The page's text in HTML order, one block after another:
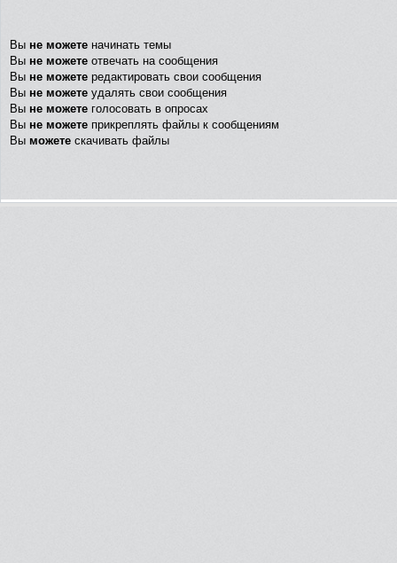
Вы не можете начинать темы
Вы не можете отвечать на сообщения
Вы не можете редактировать свои сообщения
Вы не можете удалять свои сообщения
Вы не можете голосовать в опросах
Вы не можете прикреплять файлы к сообщениям
Вы можете скачивать файлы